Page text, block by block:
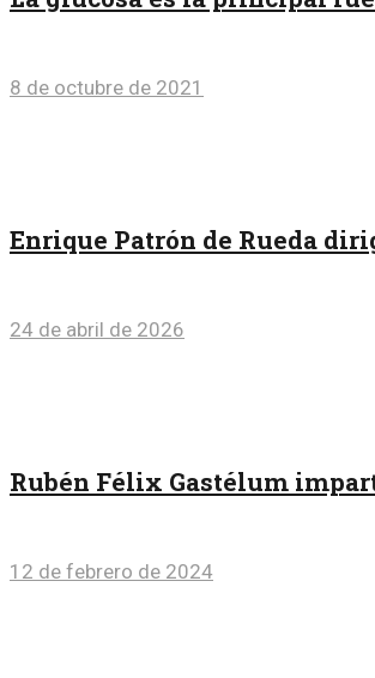
8 de octubre de 2021
Enrique Patrón de Rueda
24 de abril de 2026
Rubén Félix Gastélum
12 de febrero de 2024